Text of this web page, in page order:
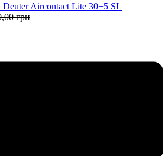
Aircontact Lite 30+5 SL
грн